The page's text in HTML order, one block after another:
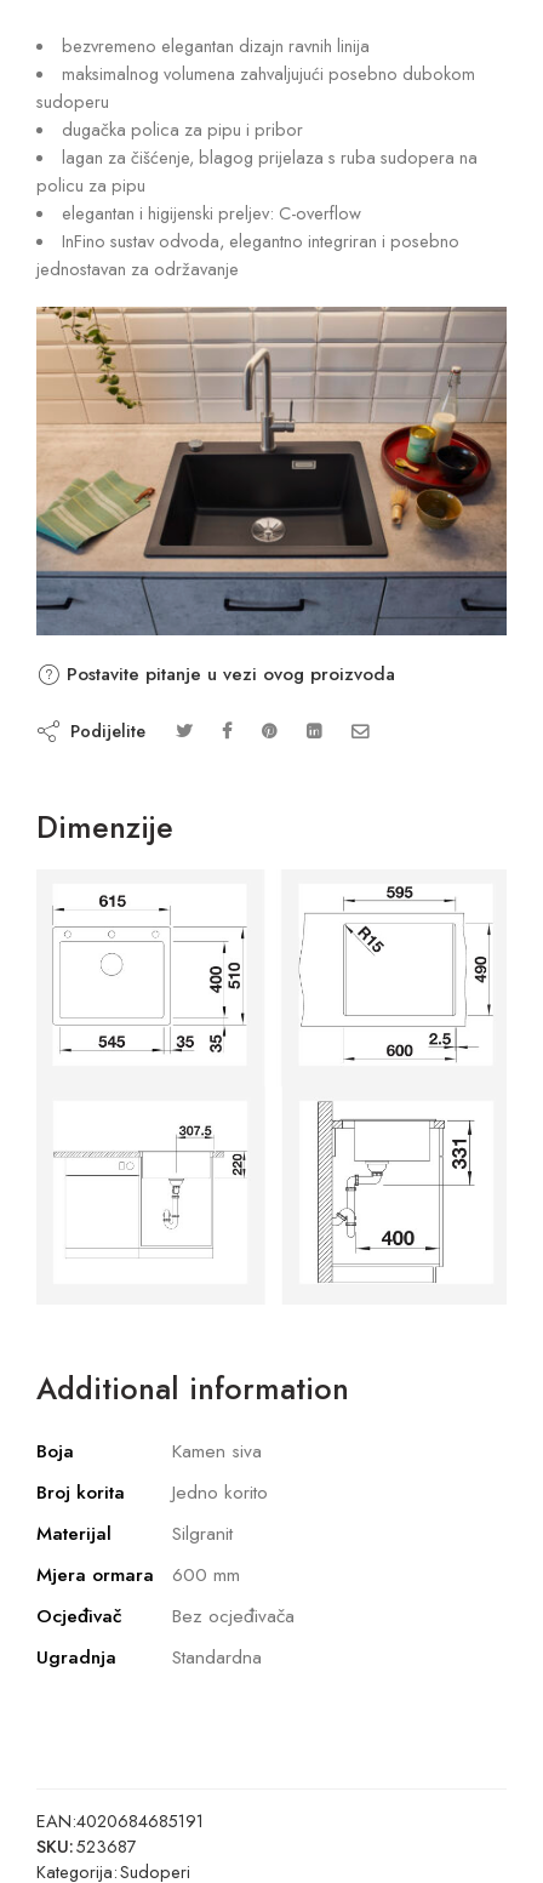
bezvremeno elegantan dizajn ravnih linija
maksimalnog volumena zahvaljujući posebno dubokom
sudoperu
dugačka polica za pipu i pribor
lagan za čišćenje, blagog prijelaza s ruba sudopera na
policu za pipu
elegantan i higijenski preljev: C-overflow
InFino sustav odvoda, elegantno integriran i posebno
jednostavan za održavanje
Postavite pitanje u vezi ovog proizvoda
Podijelite
Dimenzije
Additional information
Boja
Kamen siva
Broj korita
Jedno korito
Materijal
Silgranit
Mjera ormara
600 mm
Ocjeđivač
Bez ocjeđivača
Ugradnja
Standardna
EAN:4020684685191
SKU:523687
Kategorija:Sudoperi